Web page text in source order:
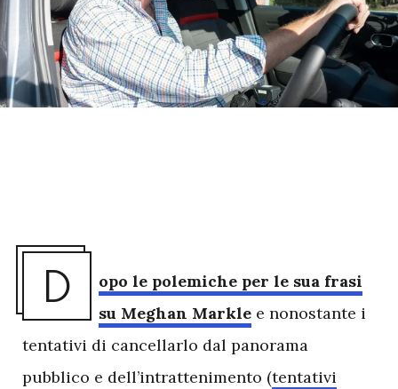
D
opo le polemiche per le sua frasi
su Meghan Markle e nonostante i
tentativi di cancellarlo dal panorama
pubblico e dell’intrattenimento (tentativi